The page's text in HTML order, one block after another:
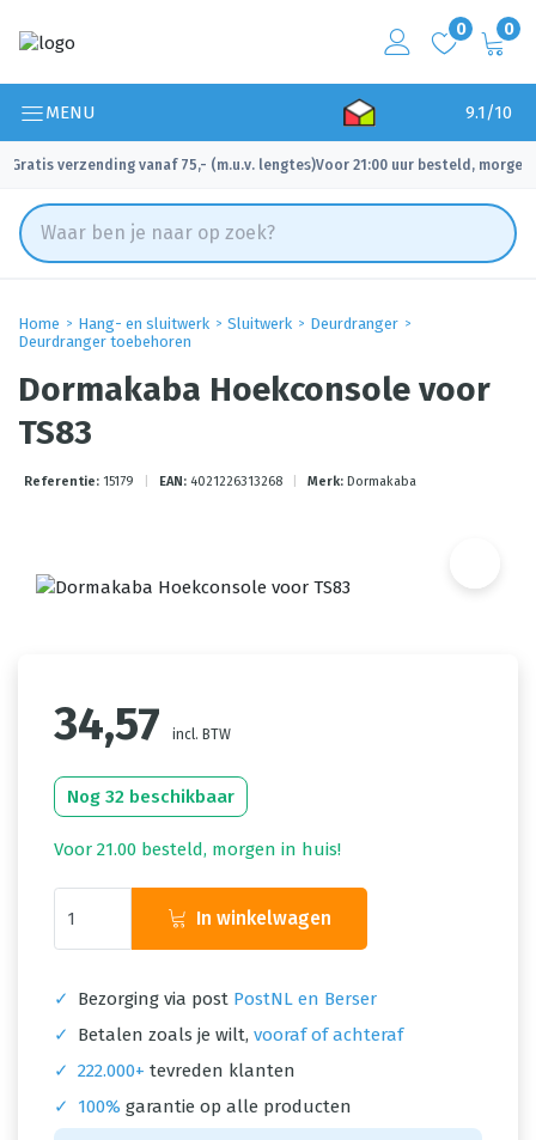
0 0
MENU 9.1/10
Gratis verzending vanaf 75,- (m.u.v. lengtes)
✓ Voor 21:00 uur besteld, morgen
Home Hang- en sluitwerk Sluitwerk
Deurdranger
Deurdranger toebehoren
Dormakaba Hoekconsole voor
TS83
Referentie: 15179 EAN: 4021226313268 Merk: Dormakaba
34,57 incl. BTW
Nog 32 beschikbaar
Voor 21.00 besteld, morgen in huis!
In winkelwagen
✓ Bezorging via post PostNL en Berser
✓
Betalen zoals je wilt, vooraf of achteraf
✓ 222.000+ tevreden klanten
✓
100% garantie op alle producten